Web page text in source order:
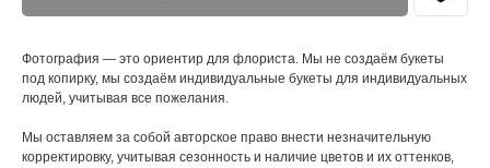
Фотография — это ориентир для флориста. Мы не создаём букеты
под копирку, мы создаём индивидуальные букеты для индивидуальных
людей, учитывая все пожелания.
Мы оставляем за собой авторское право внести незначительную
корректировку, учитывая сезонность и наличие цветов и их оттенков,